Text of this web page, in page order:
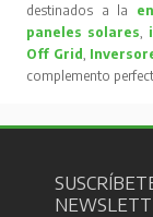
destinados a la
paneles solares,
Off Grid,
complemento